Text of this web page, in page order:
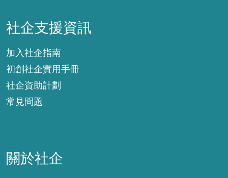
社企支援資訊
加入社企指南
初創社企實用手冊
社企資助計劃
常見問題
關於社企